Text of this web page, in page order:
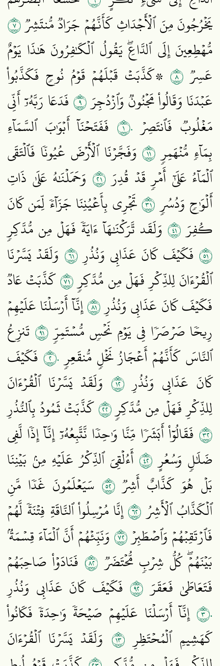
يَخۡرُجُونَ مِنَ ٱلۡأَجۡدَاثِ كَأَنَّهُمۡ جَرَادٞ مُّنتَشِرٞ٧
مُّهۡطِعِينَ إِلَى ٱلدَّاعِۖ يَقُولُ ٱلۡكَٰفِرُونَ هَٰذَا يَوۡمٌ
عَسِرٞ ٨ ۞كَذَّبَتۡ قَبۡلَهُمۡ قَوۡمُ نُوحٖ فَكَذَّبُواْ
عَبۡدَنَا وَقَالُواْ مَجۡنُونٞ وَٱزۡدُجِرَ٩ فَدَعَا رَبَّهُۥٓ أَنِّي
مَغۡلُوبٞ فَٱنتَصِرۡ ١٠ فَفَتَحۡنَآ أَبۡوَٰبَ ٱلسَّمَآءِ
بِمَآءٖ مُّنۡهَمِرٖ١١ وَفَجَّرۡنَا ٱلۡأَرۡضَ عُيُونٗا فَٱلۡتَقَى
ٱلۡمَآءُ عَلَىٰٓ أَمۡرٖ قَدۡ قُدِرَ ١٢ وَحَمَلۡنَٰهُ عَلَىٰ ذَاتِ
أَلۡوَٰحٖ وَدُسُرٖ ١٣تَجۡرِي بِأَعۡيُنِنَا جَزَآءٗ لِّمَن كَانَ
كُفِرَ١٤ وَلَقَد تَّرَكۡنَٰهَآ ءَايَةٗ فَهَلۡ مِن مُّدَّكِرٖ
١٥ فَكَيۡفَ كَانَ عَذَابِي وَنُذُرِ ١٦ وَلَقَدۡ يَسَّرۡنَا
ٱلۡقُرۡءَانَ لِلذِّكۡرِ فَهَلۡ مِن مُّدَّكِرٖ١٧كَذَّبَتۡ عَادٞ
فَكَيۡفَ كَانَ عَذَابِي وَنُذُرِ١٨إِنَّآ أَرۡسَلۡنَا عَلَيۡهِمۡ
رِيحٗا صَرۡصَرٗا فِي يَوۡمِ نَحۡسٖ مُّسۡتَمِرّٖ١٩ تَنزِعُ
ٱلنَّاسَ كَأَنَّهُمۡ أَعۡجَازُ نَخۡلٖ مُّنقَعِرٖ٢٠ فَكَيۡفَ
كَانَ عَذَابِي وَنُذُرِ ٢١ وَلَقَدۡ يَسَّرۡنَا ٱلۡقُرۡءَانَ
لِلذِّكۡرِ فَهَلۡ مِن مُّدَّكِرٖ٢٢كَذَّبَتۡ ثَمُودُ بِٱلنُّذُرِ
٢٣ فَقَالُوٓاْ أَبَشَرٗا مِّنَّا وَٰحِدٗا نَّتَّبِعُهُۥٓ إِنَّآ إِذٗا لَّفِي
ضَلَٰلٖ وَسُعُرٍ٢٤ أَءُلۡقِيَ ٱلذِّكۡرُ عَلَيۡهِ مِنۢ بَيۡنِنَا
بَلۡ هُوَ كَذَّابٌ أَشِرٞ ٢٥ سَيَعۡلَمُونَ غَدٗا مَّنِ
ٱلۡكَذَّابُ ٱلۡأَشِرُ ٢٦إِنَّا مُرۡسِلُواْ ٱلنَّاقَةِ فِتۡنَةٗ لَّهُمۡ
فَٱرۡتَقِبۡهُمۡ وَٱصۡطَبِرۡ٢٧ وَنَبِّئۡهُمۡ أَنَّ ٱلۡمَآءَ قِسۡمَةُۢ
بَيۡنَهُمۡۖ كُلُّ شِرۡبٖ مُّحۡتَضَرٞ ٢٨ فَنَادَوۡاْ صَاحِبَهُمۡ
فَتَعَاطَىٰ فَعَقَرَ ٢٩ فَكَيۡفَ كَانَ عَذَابِي وَنُذُرِ
٣٠ إِنَّآ أَرۡسَلۡنَا عَلَيۡهِمۡ صَيۡحَةٗ وَٰحِدَةٗ فَكَانُواْ
كَهَشِيمِ ٱلۡمُحۡتَظِرِ ٣١ وَلَقَدۡ يَسَّرۡنَا ٱلۡقُرۡءَانَ